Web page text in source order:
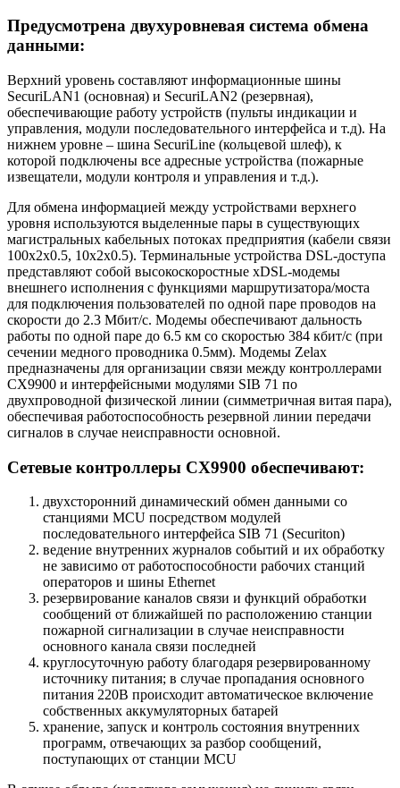
Предусмотрена двухуровневая система обмена
данными:
Верхний уровень составляют информационные шины
SecuriLAN1 (основная) и SecuriLAN2 (резервная),
обеспечивающие работу устройств (пульты индикации и
управления, модули последовательного интерфейса и т.д). На
нижнем уровне – шина SecuriLine (кольцевой шлеф), к
которой подключены все адресные устройства (пожарные
извещатели, модули контроля и управления и т.д.).
Для обмена информацией между устройствами верхнего
уровня используются выделенные пары в существующих
магистральных кабельных потоках предприятия (кабели связи
100х2х0.5, 10х2х0.5). Терминальные устройства DSL-доступа
представляют собой высокоскоростные хDSL-модемы
внешнего исполнения с функциями маршрутизатора/моста
для подключения пользователей по одной паре проводов на
скорости до 2.3 Мбит/с. Модемы обеспечивают дальность
работы по одной паре до 6.5 км со скоростью 384 кбит/с (при
сечении медного проводника 0.5мм). Модемы Zelax
предназначены для организации связи между контроллерами
СХ9900 и интерфейсными модулями SIB 71 по
двухпроводной физической линии (симметричная витая пара),
обеспечивая работоспособность резервной линии передачи
сигналов в случае неисправности основной.
Сетевые контроллеры CX9900 обеспечивают:
двухсторонний динамический обмен данными со
станциями MCU посредством модулей
последовательного интерфейса SIB 71 (Securiton)
ведение внутренних журналов событий и их обработку
не зависимо от работоспособности рабочих станций
операторов и шины Ethernet
резервирование каналов связи и функций обработки
сообщений от ближайшей по расположению станции
пожарной сигнализации в случае неисправности
основного канала связи последней
круглосуточную работу благодаря резервированному
источнику питания; в случае пропадания основного
питания 220В происходит автоматическое включение
собственных аккумуляторных батарей
хранение, запуск и контроль состояния внутренних
программ, отвечающих за разбор сообщений,
поступающих от станции MCU